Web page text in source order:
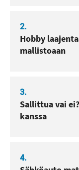
2.
Hobby
mallistoaan
3.
Sallittua vai
kanssa
4.